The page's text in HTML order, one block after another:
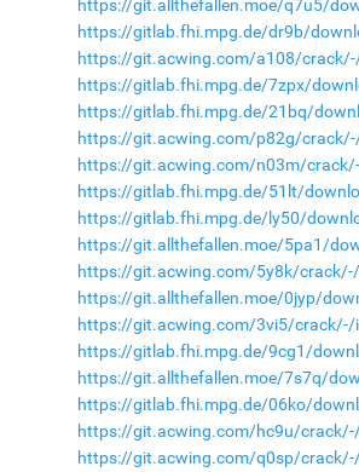
https://git.allthefallen.moe/q7u5/
https://gitlab.fhi.mpg.de/dr9b/
https://git.acwing.com/a108/
https://gitlab.fhi.mpg.de/7zpx/
https://gitlab.fhi.mpg.de/21bq/
https://git.acwing.com/p82g/
https://git.acwing.com/n03m/
https://gitlab.fhi.mpg.de/51lt/
https://gitlab.fhi.mpg.de/ly50/
https://git.allthefallen.moe/5pa1/
https://git.acwing.com/5y8k/
https://git.allthefallen.moe/0jyp/
https://git.acwing.com/3vi5/crack/-/
https://gitlab.fhi.mpg.de/9cg1/
https://git.allthefallen.moe/7s7q/
https://gitlab.fhi.mpg.de/06ko/
https://git.acwing.com/hc9u/
https://git.acwing.com/q0sp/